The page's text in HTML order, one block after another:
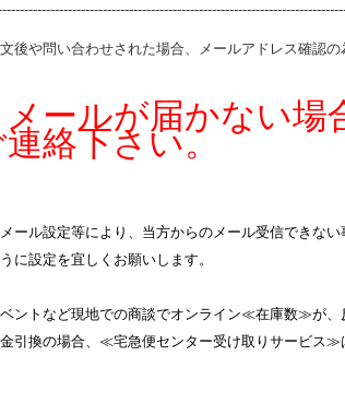
後や問い合わせされた場合、メールアドレス確認
ールが届かない場
連絡下さい。
ール設定等により、当方からのメール受信できな
に設定を宜しくお願いします。
ントなど現地での商談でオンライン≪在庫数≫が、
引換の場合、≪宅急便センター受け取りサービス≫